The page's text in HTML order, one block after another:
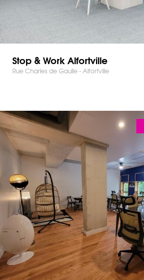
Stop & Work Alfortville
Rue Charles de Gaulle - Alfortville